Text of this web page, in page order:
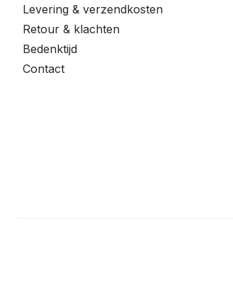
Levering & verzendkosten
Retour & klachten
Bedenktijd
Contact